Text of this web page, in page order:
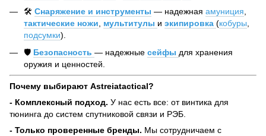
🛠️ Снаряжение и инструменты — надежная амуниция,
тактические ножи, мультитулы и экипировка (кобуры,
подсумки).
🛡️ Безопасность — надежные сейфы для хранения
оружия и ценностей.
Почему выбирают Astreiatactical?
- Комплексный подход. У нас есть все: от винтика для
тюнинга до систем спутниковой связи и РЭБ.
- Только проверенные бренды. Мы сотрудничаем с